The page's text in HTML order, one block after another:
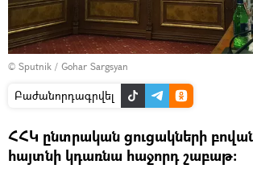
© Sputnik / Gohar Sargsyan
Բաժանորդագրվել
ՀՀԿ ընտրական ցուցակների
հայտնի կդառնա հաջորդ շաբաթ։